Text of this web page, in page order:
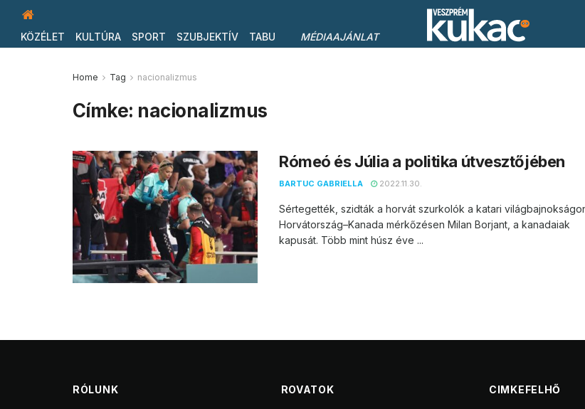
KÖZÉLET KULTÚRA SPORT SZUBJEKTÍV TABU MÉDIAAJÁNLAT
Home Tag nacionalizmus
Címke: nacionalizmus
Rómeó és Júlia a politika útvesztőjében
BARTUC GABRIELLA 2022.11.30.
Sértegették, szidták a horvát szurkolók a katari
Horvátország–Kanada mérkőzésen Milan Borjant, a kanadaiak
kapusát. Több mint húsz éve ...
RÓLUNK ROVATOK CIMKEFELHŐ